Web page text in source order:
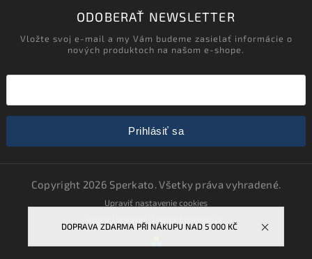
DOPRAVA ZDARMA PŘI NÁKUPU NAD 5 000 KČ
ODOBERAŤ NEWSLETTER
Vložte svoj e-mail a my Vám budeme zasielať informácie o
nových produktoch na našom e-shope.
Prihlásiť sa
Copyright 2026 Sperkato. Všetky práva vyhradené.
Upraviť nastavenie cookies